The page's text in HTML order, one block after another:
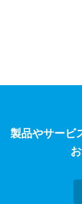
製品やサービ